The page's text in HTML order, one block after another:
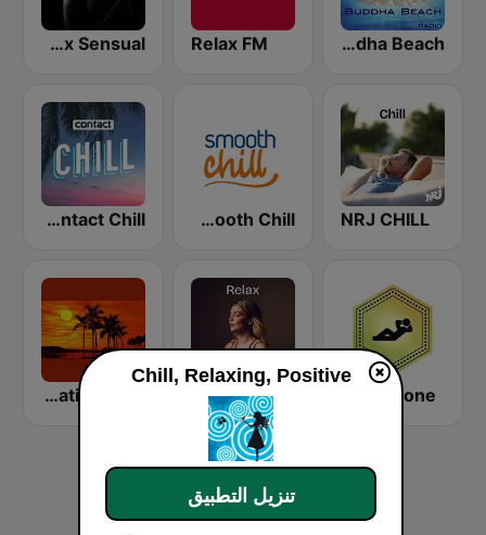
Buddha Beach
Relax FM
Radio Relax Sensual
NRJ CHILL
Smooth Chill
Contact Chill
Relax Zone
NRJ RELAX
24/7 Deep Sleep Music Relaxing Music Insomnia Sleep Relaxing Music Study Sleep Meditation
Chill, Relaxing, Positive
تنزيل التطبيق